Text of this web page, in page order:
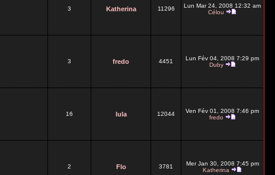
3 Katherina 11296
Lun Mar 24, 2008 12:32 am
Célou
3 fredo 4451
Lun Fév 04, 2008 7:29 pm
Duby
16 lula 12044
Ven Fév 01, 2008 7:46 pm
fredo
2 Flo 3781
Mer Jan 30, 2008 7:45 pm
Katherina